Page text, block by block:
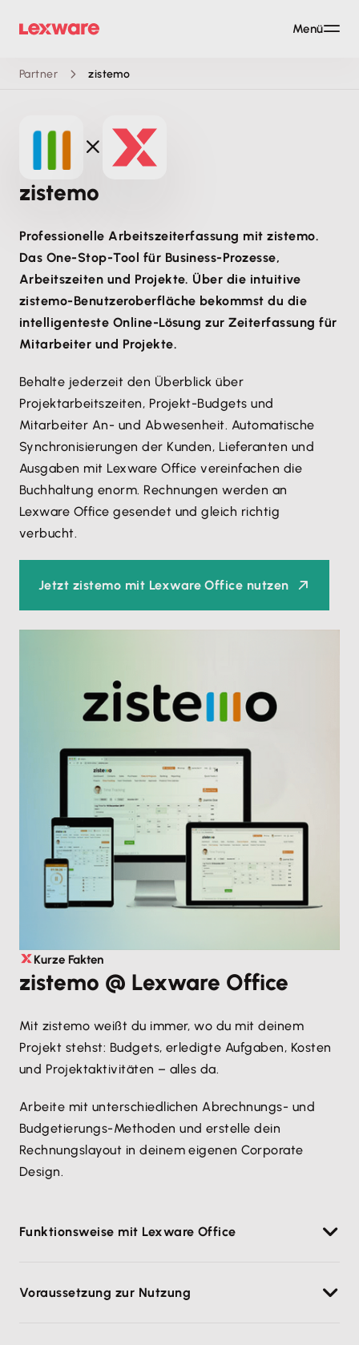
Partner zistemo
zistemo
Professionelle Arbeitszeiterfassung mit zistemo.
Das One-Stop-Tool für Business-Prozesse,
Arbeitszeiten und Projekte. Über die intuitive
zistemo-Benutzeroberfläche bekommst du die
intelligenteste Online-Lösung zur Zeiterfassung für
Mitarbeiter und Projekte.
Behalte jederzeit den Überblick über
Projektarbeitszeiten, Projekt-Budgets und
Mitarbeiter An- und Abwesenheit. Automatische
Synchronisierungen der Kunden, Lieferanten und
Ausgaben mit Lexware Office vereinfachen die
Buchhaltung enorm. Rechnungen werden an
Lexware Office gesendet und gleich richtig
verbucht.
Jetzt zistemo mit Lexware Office nutzen
Kurze Fakten
zistemo @ Lexware Office
Mit zistemo weißt du immer, wo du mit deinem
Projekt stehst: Budgets, erledigte Aufgaben, Kosten
und Projektaktivitäten – alles da.
Arbeite mit unterschiedlichen Abrechnungs- und
Budgetierungs-Methoden und erstelle dein
Rechnungslayout in deinem eigenen Corporate
Design.
Funktionsweise mit Lexware Office
sämtliche Projekt-Zeiten und alle Dokumente
Voraussetzung zur Nutzung
Menü